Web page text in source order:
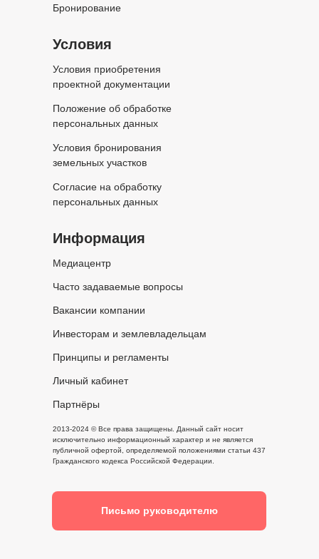
2013-2024 © Все права защищены. Данный сайт носит
исключительно информационный характер и не является
публичной офертой, определяемой положениями статьи 437
Гражданского кодекса Российской Федерации.
Бронирование
Условия
Информация
Условия приобретения
проектной документации
Медиацентр
Положение об обработке
персональных данных
Часто задаваемые вопросы
Условия бронирования
земельных участков
Вакансии компании
Согласие на обработку
персональных данных
Инвесторам и землевладельцам
Принципы и регламенты
Личный кабинет
Письмо руководителю
Партнёры